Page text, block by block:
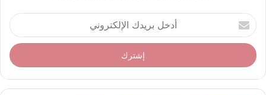
أ
د
خ
ل
ر